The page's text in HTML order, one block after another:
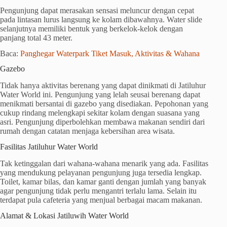
Pengunjung dapat merasakan sensasi meluncur dengan cepat
pada lintasan lurus langsung ke kolam dibawahnya. Water slide
selanjutnya memiliki bentuk yang berkelok-kelok dengan
panjang total 43 meter.
Baca: Panghegar Waterpark Tiket Masuk, Aktivitas & Wahana
Gazebo
Tidak hanya aktivitas berenang yang dapat dinikmati di Jatiluhur
Water World ini. Pengunjung yang lelah seusai berenang dapat
menikmati bersantai di gazebo yang disediakan. Pepohonan yang
cukup rindang melengkapi sekitar kolam dengan suasana yang
asri. Pengunjung diperbolehkan membawa makanan sendiri dari
rumah dengan catatan menjaga kebersihan area wisata.
Fasilitas Jatiluhur Water World
Tak ketinggalan dari wahana-wahana menarik yang ada. Fasilitas
yang mendukung pelayanan pengunjung juga tersedia lengkap.
Toilet, kamar bilas, dan kamar ganti dengan jumlah yang banyak
agar pengunjung tidak perlu mengantri terlalu lama. Selain itu
terdapat pula cafeteria yang menjual berbagai macam makanan.
Alamat & Lokasi Jatiluwih Water World